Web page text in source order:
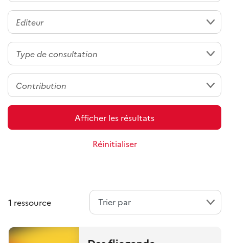
Afficher les résultats
Réinitialiser
1 ressource